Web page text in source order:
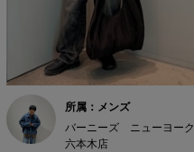
所属：メンズ
バーニーズ ニューヨーク
六本木店